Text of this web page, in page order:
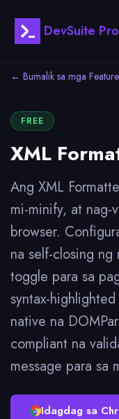
DevSuite Pro
← Bumalik sa mga
FREE
XML
Ang XML
mi-minify, at nag-
browser.
na self-closing
toggle para sa
syntax-
native na
compliant na
message para sa
Idagdag sa